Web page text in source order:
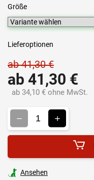
ab 41,30 €
ab 41,30 €
ab 34,10 € ohne MwSt.
Größe
Lieferoptionen
Ansehen